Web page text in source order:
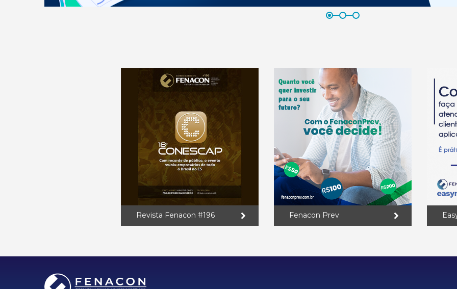
Revista Fenacon #196 Fenacon Prev